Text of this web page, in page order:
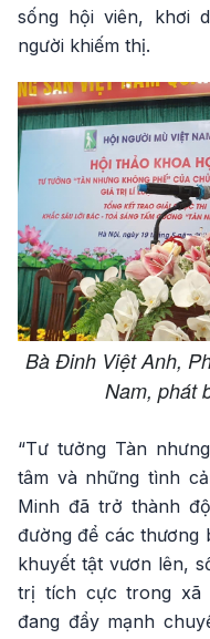
sống hội viên, khơi
người khiếm thị.
Bà Đinh Việt Anh,
Nam, phát
“Tư tưởng Tàn
tâm và những tình
Minh đã trở thành
đường để các thương
khuyết tật vươn lên,
trị tích cực trong xã
đang đẩy mạnh